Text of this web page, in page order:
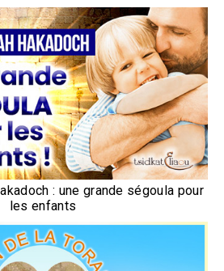
: une grande ségoula pour
les enfants